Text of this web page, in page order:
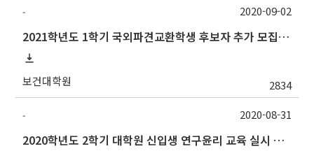
-
2021학년도 1학기 국외파견교환학생 후보자 추가 모집 안내
보건대학원 2834
2020-09-02
-
2020학년도 2학기 대학원 신입생 연구윤리 교육 실시 안내
2020-08-31